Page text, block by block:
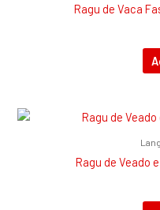
Ragu de Vaca
Ragu de Veado